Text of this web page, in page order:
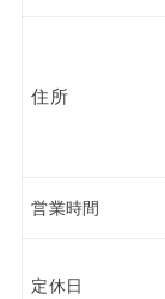
住所
営業時間
定休日